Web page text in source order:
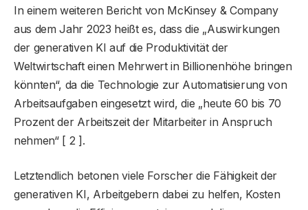
In einem weiteren Bericht von McKinsey & Company
aus dem Jahr 2023 heißt es, dass die „Auswirkungen
der generativen KI auf die Produktivität der
Weltwirtschaft einen Mehrwert in Billionenhöhe bringen
könnten“, da die Technologie zur Automatisierung von
Arbeitsaufgaben eingesetzt wird, die „heute 60 bis 70
Prozent der Arbeitszeit der Mitarbeiter in Anspruch
nehmen“ [ 2 ].
Letztendlich betonen viele Forscher die Fähigkeit der
generativen KI, Arbeitgebern dabei zu helfen, Kosten